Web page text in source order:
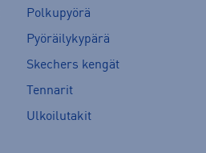
Polkupyörä
Pyöräilykypärä
Skechers kengät
Tennarit
Ulkoilutakit